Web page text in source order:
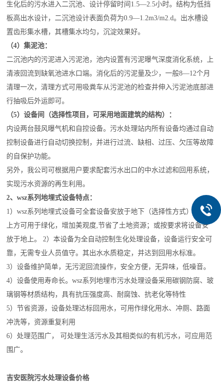
生化后的污水进入二沉池、设计停留时间1.5—2.5小时。结构为低挡
板高出水设计，二沉池设计表面负荷为0.9—1.2m3/m2.d。出水槽设
置齿形集水槽，其槽集水均匀，沉淀效果好。
（4）集泥池：
二沉池内的污泥进入污泥池，池内设置有污泥曝气深度消化系统，上
清液回流到缺氧池进水口端。消化后的污泥量及少，一般8—12个月
清理一次，清理方式可用吸粪车从污泥池的检查井伸入污泥池底部进
行抽吸后外运即可。
（5）设备间（选择性项目，可采用地面建筑的结构）：
内设两台鼓风曝气机和自控设备。污水处理站内所有设备均通过自动
控制设备进行自动切换控制，并进行过流、缺相、过压、欠压等故障
的自保护功能。
另外，我公司可根据用户要求配套污水出口的中水过滤和回用系统，
实现污水资源的再生利用。
2、wsz系列地埋式设备特点：
1）wsz系列地埋式设备可全套设备安放于地下（选择性方式），设备
上方可用于绿化，增加美观度,节省了土地资源；或按要求将设备安
放于地上。 2）本设备为全自动控制生化处理设备，设备运行安全可
靠，无需专业人员值守。其出水水质稳定，并达到回用水标准。
3）设备维护简单，无污泥回流操作，安全方便，无异味，低噪音。
4）设备使用寿命长。wsz系列地埋市污水处理设备采用碳钢防腐、玻
璃钢等材质结构，具有抗压强度高、耐腐蚀、抗老化等特性
5）节省资源，设备处理达标回用水，可用作绿化用水、冲厕、路面
冲洗等，资源重复利用
6）处理范围广， 可处理生活污水及其相类似的有机污水，可应用范
围广。
吉安医院污水处理设备价格